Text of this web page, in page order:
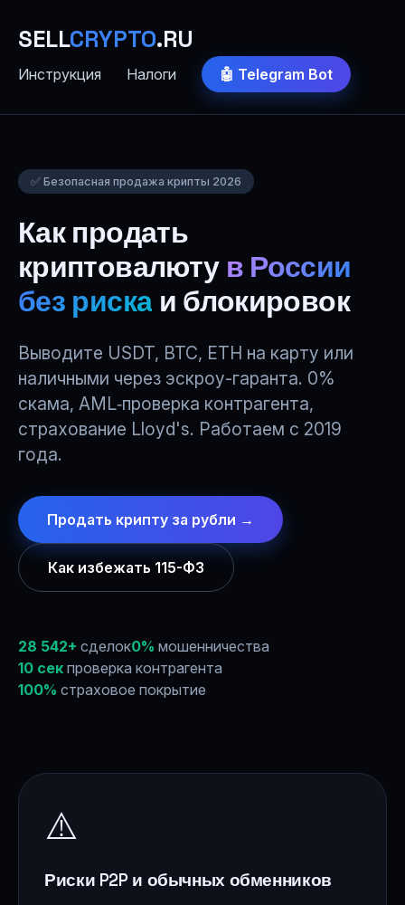
SELLCRYPTO.RU
Инструкция Налоги 🤖 Telegram Bot
✅ Безопасная продажа крипты 2026
Как продать
криптовалюту в России
без риска и блокировок
Выводите USDT, BTC, ETH на карту или
наличными через эскроу-гаранта. 0%
скама, AML‑проверка контрагента,
страхование Lloyd's. Работаем с 2019
года.
Продать крипту за рубли →
Как избежать 115-ФЗ
28 542+ сделок0% мошенничества
10 сек проверка контрагента
100% страховое покрытие
⚠️
Риски P2P и обычных обменников